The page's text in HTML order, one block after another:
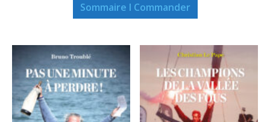
Sommaire I Commander